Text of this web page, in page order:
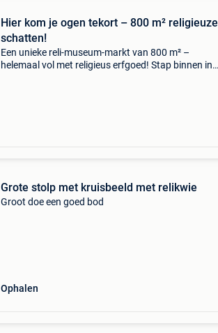
Hier kom je ogen tekort – 800 m² religieuze
schatten!
Een unieke reli-museum-markt van 800 m² –
helemaal vol met religieus erfgoed! Stap binnen in
Grote stolp met kruisbeeld met relikwie
Groot doe een goed bod
Ophalen